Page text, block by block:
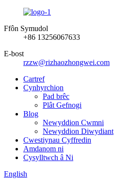
Ffôn Symudol
+86 13256067633
E-bost
rzzw@rizhaozhongwei.com
Cartref
Cynhyrchion
Pad brêc
Plât Gefnogi
Blog
Newyddion Cwmni
Newyddion Diwydiant
Cwestiynau Cyffredin
Amdanom ni
Cysylltwch â Ni
English